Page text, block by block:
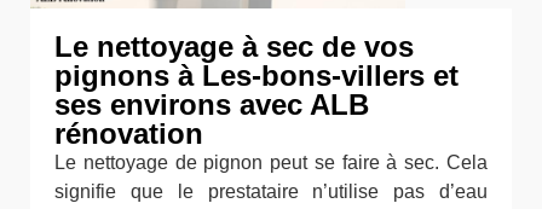
Le nettoyage à sec de vos
pignons à Les-bons-villers et
ses environs avec ALB
rénovation
Le nettoyage de pignon peut se faire à sec. Cela
signifie que le prestataire n’utilise pas d’eau